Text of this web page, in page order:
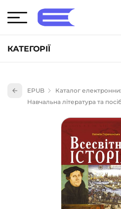
КАТЕГОРІЇ
Книги для дітей (836)
Науково-популярна
Навчальна література та
Енциклопедії, довідники,
Подарункові сертифікати (1)
EPUB
Каталог
Навчальна література та